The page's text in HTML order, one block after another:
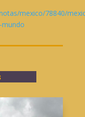
mexico/78840/
mundo